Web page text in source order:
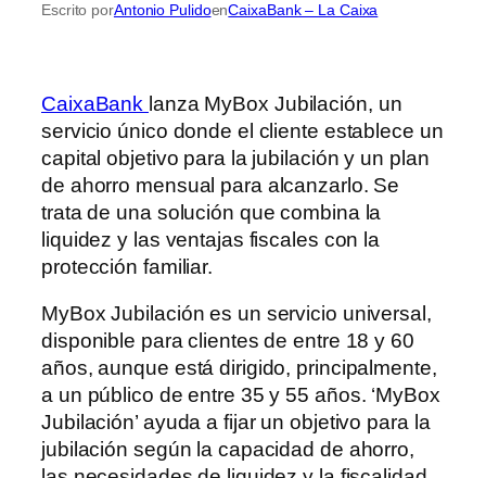
Escrito porAntonio PulidoenCaixaBank – La Caixa
CaixaBank lanza MyBox Jubilación, un
servicio único donde el cliente establece un
capital objetivo para la jubilación y un plan
de ahorro mensual para alcanzarlo. Se
trata de una solución que combina la
liquidez y las ventajas fiscales con la
protección familiar.
MyBox Jubilación es un servicio universal,
disponible para clientes de entre 18 y 60
años, aunque está dirigido, principalmente,
a un público de entre 35 y 55 años. ‘MyBox
Jubilación’ ayuda a fijar un objetivo para la
jubilación según la capacidad de ahorro,